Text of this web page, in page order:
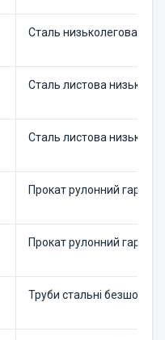
Сталь низьколегована
Сталь листова
Сталь листова
Прокат рулонний
Прокат рулонний
Труби стальні безшовні